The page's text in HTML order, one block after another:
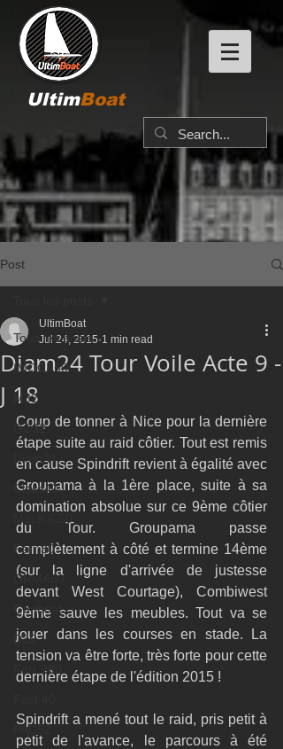
UltimBoat
Post
Tous les posts
IMOCA60
M32
GC32
Diam24
Class40
Farr 30
ORMA60
Gunboat
D35
Farr 280
PAC52
Diam24 Tour Voile Acte 9 -
J 18
UltimBoat
Jul 24, 2015 1 min read
Coup de tonner à Nice pour la dernière
étape suite au raid côtier. Tout est remis
en cause Spindrift revient à égalité avec
Groupama à la 1ère place, suite à sa
domination absolue sur ce 9ème côtier
du Tour. Groupama passe
complètement à côté et termine 14ème
(sur la ligne d'arrivée de justesse
devant West Courtage), Combiwest
9ème sauve les meubles. Tout va se
jouer dans les courses en stade. La
tension va être forte, très forte pour cette
dernière étape de l'édition 2015 !
Spindrift a mené tout le raid, pris petit à
petit de l'avance, le parcours à été